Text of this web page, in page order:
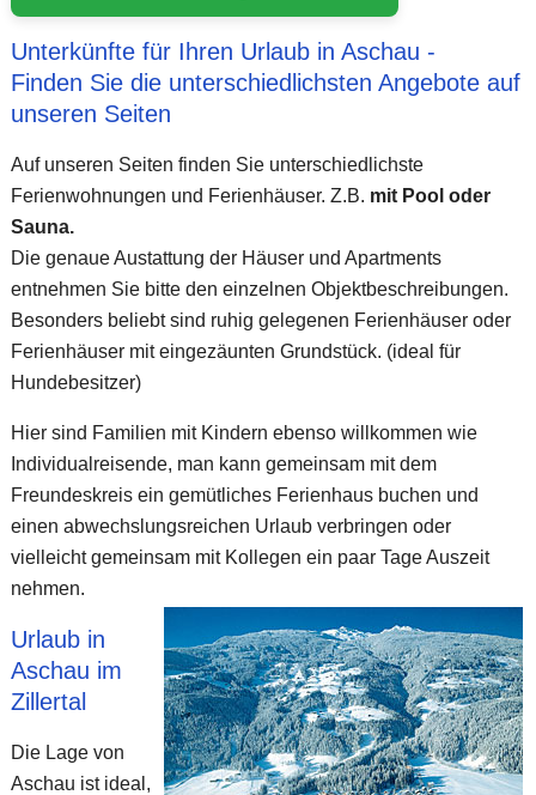
Unterkünfte für Ihren Urlaub in Aschau -
Finden Sie die unterschiedlichsten Angebote auf
unseren Seiten
Auf unseren Seiten finden Sie unterschiedlichste
Ferienwohnungen und Ferienhäuser. Z.B. mit Pool oder
Sauna.
Die genaue Austattung der Häuser und Apartments
entnehmen Sie bitte den einzelnen Objektbeschreibungen.
Besonders beliebt sind ruhig gelegenen Ferienhäuser oder
Ferienhäuser mit eingezäunten Grundstück. (ideal für
Hundebesitzer)
Hier sind Familien mit Kindern ebenso willkommen wie
Individualreisende, man kann gemeinsam mit dem
Freundeskreis ein gemütliches Ferienhaus buchen und
einen abwechslungsreichen Urlaub verbringen oder
vielleicht gemeinsam mit Kollegen ein paar Tage Auszeit
nehmen.
Urlaub in
Aschau im
Zillertal
Die Lage von
Aschau ist ideal,